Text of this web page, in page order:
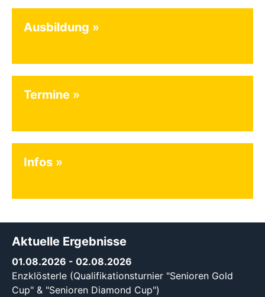
Ausbildung
Termine
Infos
Aktuelle Ergebnisse
01.08.2026 - 02.08.2026
Enzklösterle (Qualifikationsturnier "Senioren Gold
Cup" & "Senioren Diamond Cup")